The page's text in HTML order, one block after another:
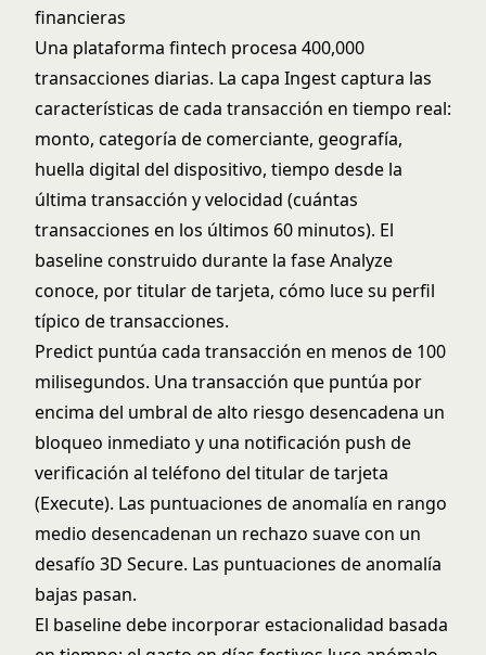
financieras
Una plataforma fintech procesa 400,000
transacciones diarias. La capa Ingest captura las
características de cada transacción en tiempo real:
monto, categoría de comerciante, geografía,
huella digital del dispositivo, tiempo desde la
última transacción y velocidad (cuántas
transacciones en los últimos 60 minutos). El
baseline construido durante la fase Analyze
conoce, por titular de tarjeta, cómo luce su perfil
típico de transacciones.
Predict puntúa cada transacción en menos de 100
milisegundos. Una transacción que puntúa por
encima del umbral de alto riesgo desencadena un
bloqueo inmediato y una notificación push de
verificación al teléfono del titular de tarjeta
(Execute). Las puntuaciones de anomalía en rango
medio desencadenan un rechazo suave con un
desafío 3D Secure. Las puntuaciones de anomalía
bajas pasan.
El baseline debe incorporar estacionalidad basada